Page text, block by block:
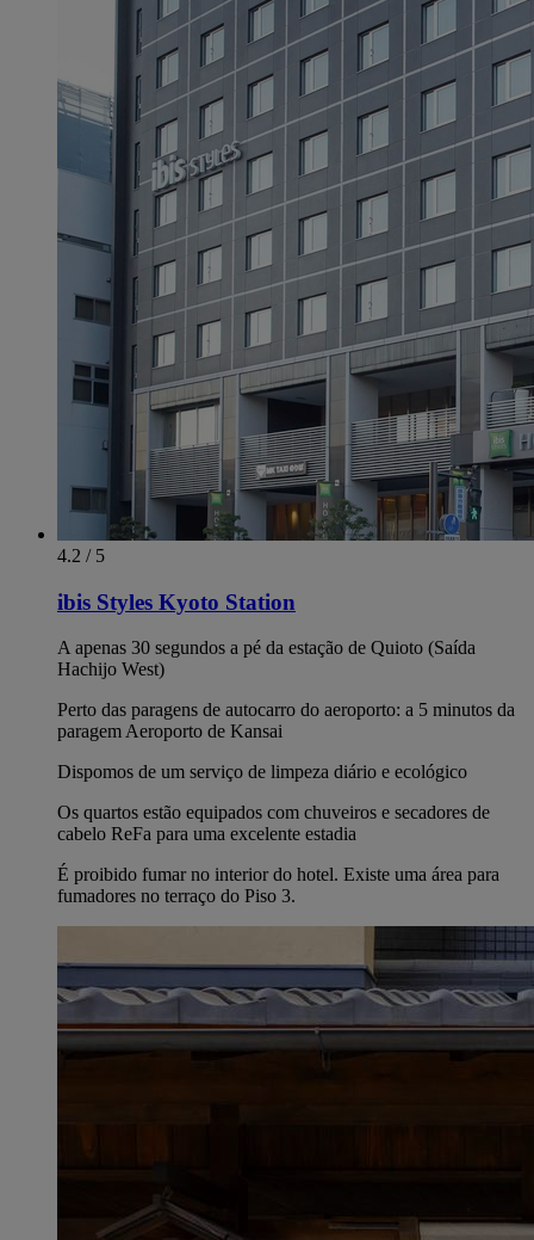
4.2 / 5
ibis Styles Kyoto Station
A apenas 30 segundos a pé da estação de Quioto (Saída
Hachijo West)
Perto das paragens de autocarro do aeroporto: a 5 minutos da
paragem Aeroporto de Kansai
Dispomos de um serviço de limpeza diário e ecológico
Os quartos estão equipados com chuveiros e secadores de
cabelo ReFa para uma excelente estadia
É proibido fumar no interior do hotel. Existe uma área para
fumadores no terraço do Piso 3.